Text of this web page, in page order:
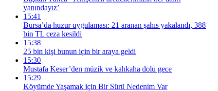
yanındayız’
15:41
Bursa’da huzur uygulaması: 21 aranan şahıs yakalandı, 388
bin TL ceza kesildi
15:38
25 bin kişi bunun için bir araya geldi
15:30
Mustafa Keser’den müzik ve kahkaha dolu gece
15:29
Köyümde Yaşamak için Bir Sürü Nedenim Var